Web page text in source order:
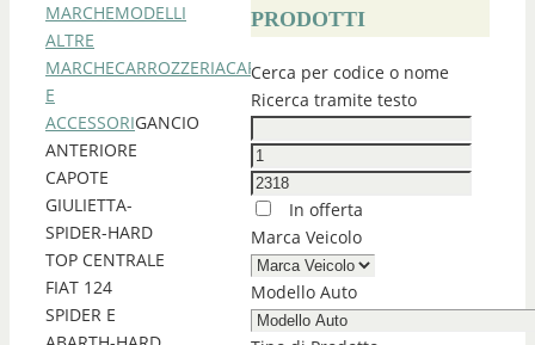
MARCHEMODELLI
ALTRE
MARCHECARROZZERIACAPOTE
E
ACCESSORIGANCIO
ANTERIORE
CAPOTE
GIULIETTA-
SPIDER-HARD
TOP CENTRALE
FIAT 124
SPIDER E
PRODOTTI
Cerca per codice o nome
Ricerca tramite testo
In offerta
Marca Veicolo
Modello Auto